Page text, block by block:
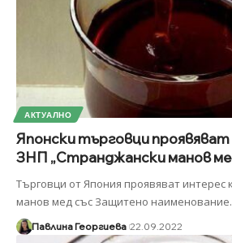
АКТУАЛНО
Японски търговци
ЗНП „Странджански манов
Търговци от Япония проявяват интерес
манов мед със Защитено наименование
Павлина Георгиева 22.09.2022